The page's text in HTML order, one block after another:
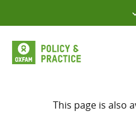
to
content
This page is also